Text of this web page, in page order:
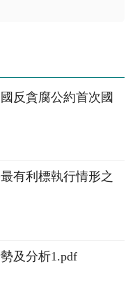
反貪腐公約首次國
有利標執行情形之
及分析1.pdf